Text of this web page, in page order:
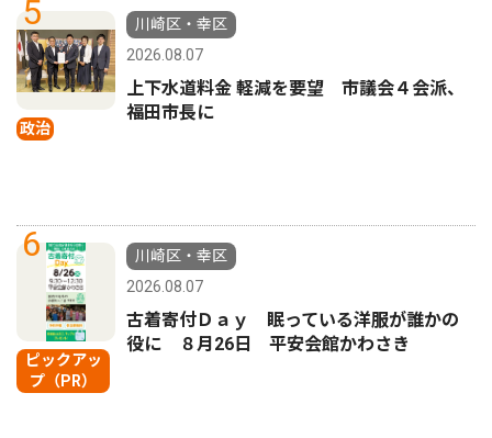
5
政治
川崎区・幸区
2026.08.07
上下水道料金 軽減を要望 市議会４会派、
福田市長に
6
ピックアッ
プ（PR）
川崎区・幸区
2026.08.07
古着寄付Ｄａｙ 眠っている洋服が誰かの
役に ８月26日 平安会館かわさき